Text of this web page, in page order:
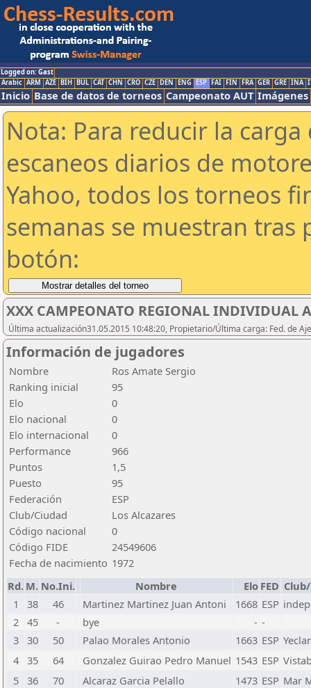
Logged on: Gast
Arabic ARM AZE BIH BUL CAT CHN CRO CZE DEN ENG ESP FAI FIN FRA GER GRE INA
Inicio Base de datos de torneos Campeonato AUT Imágenes
Nota: Para reducir la
escaneos diarios de
Yahoo, todos los torneos
semanas se muestran tras
botón:
XXX CAMPEONATO REGIONAL INDIVIDUAL
Última actualización31.05.2015 10:48:20, Propietario/Última carga: Fed. de
Información de jugadores
Nombre
Ros Amate Sergio
Ranking inicial
95
Elo
0
Elo nacional
0
Elo internacional
0
Performance
966
Puntos
1,5
Puesto
95
Federación
ESP
Club/Ciudad
Los Alcazares
Código nacional
0
Código FIDE
24549606
Fecha de nacimiento 1972
Rd. M. No.Ini. Nombre Elo FED
1
38 46 Martinez Martinez Juan Antoni 1668 ESP
2 45 - bye - -
3 30 50 Palao Morales Antonio 1663 ESP
4 35 64 Gonzalez Guirao Pedro Manuel 1543 ESP
5 36 70 Alcaraz Garcia Pelallo 1473 ESP Mar